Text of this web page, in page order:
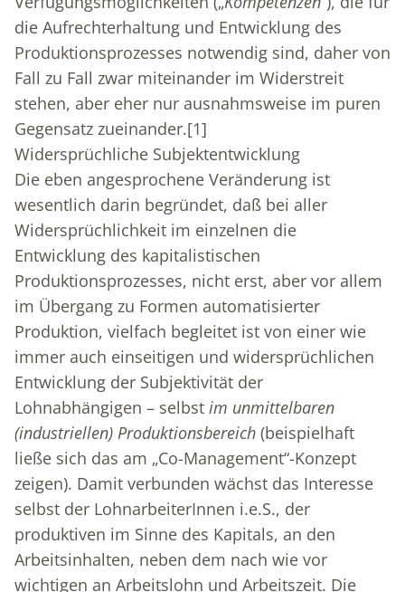
die Aufrechterhaltung und Entwicklung des
Produktionsprozesses notwendig sind, daher von
Fall zu Fall zwar miteinander im Widerstreit
stehen, aber eher nur ausnahmsweise im puren
Gegensatz zueinander.[1]
Widersprüchliche Subjektentwicklung
Die eben angesprochene Veränderung ist
wesentlich darin begründet, daß bei aller
Widersprüchlichkeit im einzelnen die
Entwicklung des kapitalistischen
Produktionsprozesses, nicht erst, aber vor allem
im Übergang zu Formen automatisierter
Produktion, vielfach begleitet ist von einer wie
immer auch einseitigen und widersprüchlichen
Entwicklung der Subjektivität der
Lohnabhängigen – selbst im unmittelbaren
(industriellen) Produktionsbereich (beispielhaft
ließe sich das am „Co-Management“-Konzept
zeigen). Damit verbunden wächst das Interesse
selbst der LohnarbeiterInnen i.e.S., der
produktiven im Sinne des Kapitals, an den
Arbeitsinhalten, neben dem nach wie vor
wichtigen an Arbeitslohn und Arbeitszeit. Die